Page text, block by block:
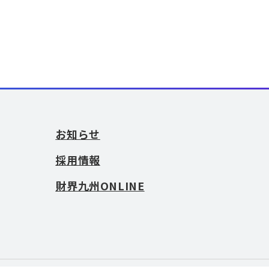
お知らせ
採用情報
財界九州ONLINE